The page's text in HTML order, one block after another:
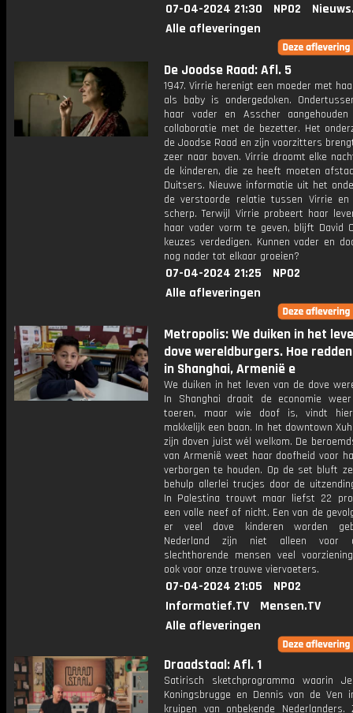
07-04-2024 21:30 NPO2
Alle afleveringen
De Joodse Raad: Afl. 5
1947. Virrie herenigt een moeder met
als baby is ondergedoken.
haar vader en Asscher aangehouden
collaboratie met de bezetter. Het
de Joodse Raad en zijn voorzitters
zeer naar boven. Virrie droomt elke
de kinderen, die ze heeft moeten
Duitsers. Nieuwe informatie uit het
de verstoorde relatie tussen Virrie en
scherp. Terwijl Virrie probeert haar
haar vader vorm te geven, blijft David
keuzes verdedigen. Kunnen vader en
nog nader tot elkaar groeien?
07-04-2024 21:25
NPO2
Alle afleveringen
Metropolis: We duiken in het
dove wereldburgers. Hoe
in Shanghai, Armenië e
We duiken in het leven van de dove
In Shanghai draait de economie
toeren, maar wie doof is, vindt
makkelijk een baan. In het downtown
zijn doven juist wél welkom. De
van Armenië weet haar doofheid voor
verborgen te houden. Op de set bluft
behulp allerlei trucjes door de
In Palestina trouwt maar liefst 22
een volle neef of nicht. Een van de
er veel dove kinderen worden
Nederland zijn niet alleen voor
slechthorende mensen veel
ook voor onze trouwe viervoeters.
07-04-2024 21:05
NPO2
Informatief.TV
Mensen.TV
Alle afleveringen
Draadstaal: Afl. 1
Satirisch sketchprogramma waarin
Koningsbrugge en Dennis van de Ven
kruipen van onbekende Nederlanders.